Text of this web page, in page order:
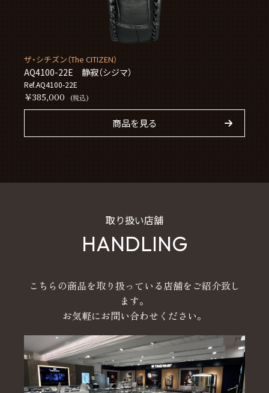
ザ・シチズン（The CITIZEN）
AQ4100-22E 静寂（シジマ）
Ref.AQ4100-22E
￥385,000 (税込)
商品を見る
取り扱い店舗
HANDLING
こちらの商品を取り扱っている店舗をご紹介致し
ます。
お気軽にお問い合わせください。